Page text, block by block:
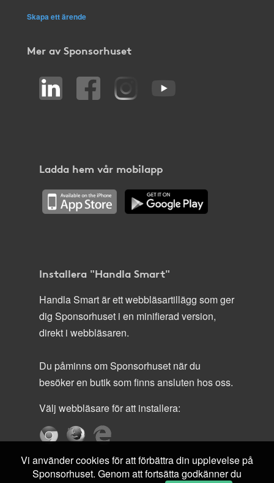
Skapa ett ärende
Mer av Sponsorhuset
Ladda hem vår mobilapp
Installera "Handla Smart"
Handla Smart är ett webbläsartillägg som ger
dig Sponsorhuset i en minifierad version,
direkt i webbläsaren.
Du påminns om Sponsorhuset när du
besöker en butik som finns ansluten hos oss.
Välj webbläsare för att installera:
Vi använder cookies för att förbättra din upplevelse på
Sponsorhuset. Genom att fortsätta godkänner du